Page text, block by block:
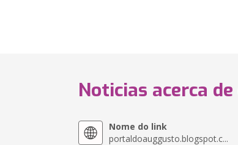
Noticias acerca
Nome do link
portaldoauggusto.blogspot.c...